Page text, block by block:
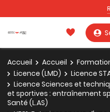
Accueil Accueil
Licence (LMD)
Licence
Licence Sciences et
et sportives : entraînement
Santé (L.AS)